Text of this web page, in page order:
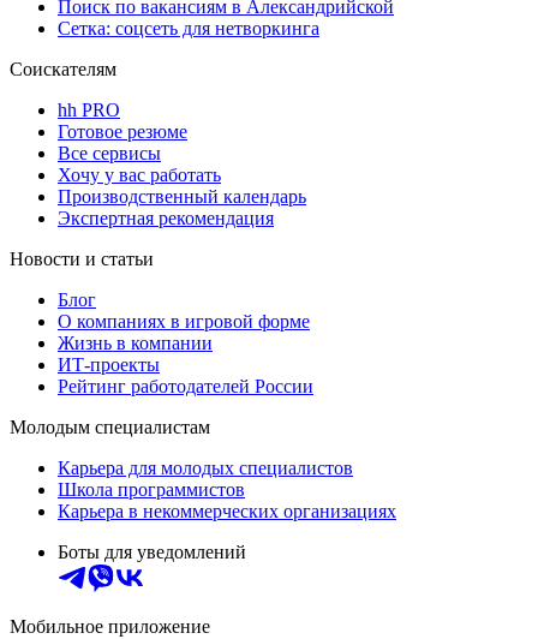
Поиск по вакансиям в Александрийской
Сетка: соцсеть для нетворкинга
Соискателям
hh PRO
Готовое резюме
Все сервисы
Хочу у вас работать
Производственный календарь
Экспертная рекомендация
Новости и статьи
Блог
О компаниях в игровой форме
Жизнь в компании
ИТ-проекты
Рейтинг работодателей России
Молодым специалистам
Карьера для молодых специалистов
Школа программистов
Карьера в некоммерческих организациях
Боты для уведомлений
Мобильное приложение